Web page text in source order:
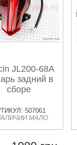
JL200-68A
задний в
сборе
507061
МАЛО